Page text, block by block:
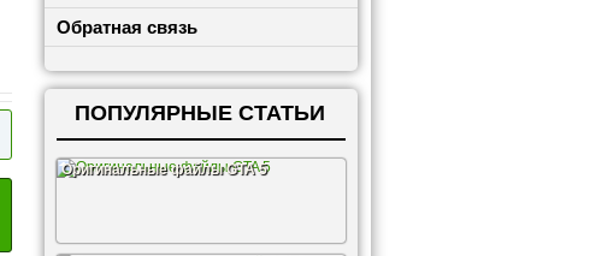
Обратная связь
ПОПУЛЯРНЫЕ СТАТЬИ
Оригинальные файлы GTA 5